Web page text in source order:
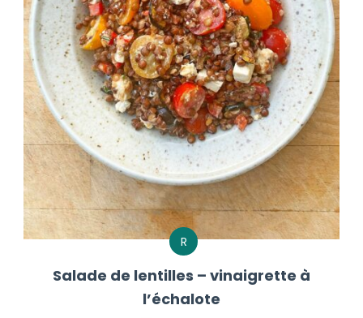
R
Salade de lentilles – vinaigrette à
l’échalote